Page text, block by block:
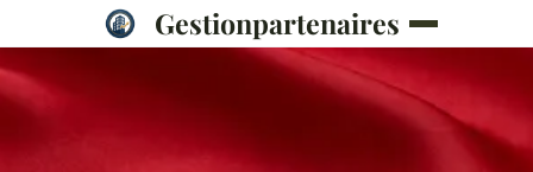
Gestionpartenaires